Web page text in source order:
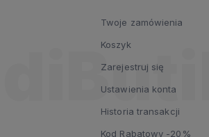
Twoje zamówienia
Koszyk
Zarejestruj się
Ustawienia konta
Historia transakcji
Kod Rabatowy -20%